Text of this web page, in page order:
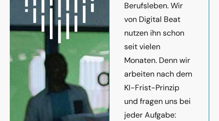
Berufsleben. Wir
von Digital Beat
nutzen ihn schon
seit vielen
Monaten. Denn wir
arbeiten nach dem
KI-Frist-Prinzip
und fragen uns bei
jeder Aufgabe: